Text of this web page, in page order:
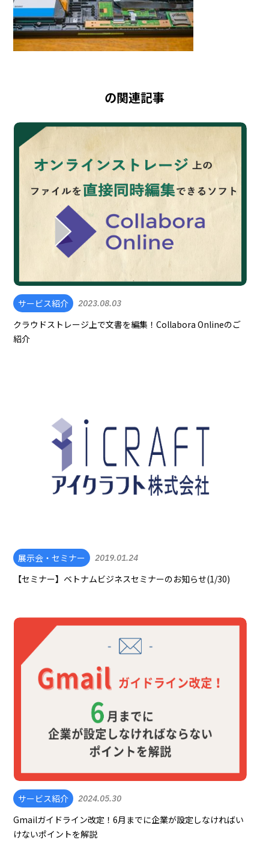
の関連記事
サービス紹介 2023.08.03
クラウドストレージ上で文書を編集！Collabora Onlineのご
紹介
展示会・セミナー 2019.01.24
【セミナー】ベトナムビジネスセミナーのお知らせ(1/30)
サービス紹介 2024.05.30
Gmailガイドライン改定！6月までに企業が設定しなければい
けないポイントを解説